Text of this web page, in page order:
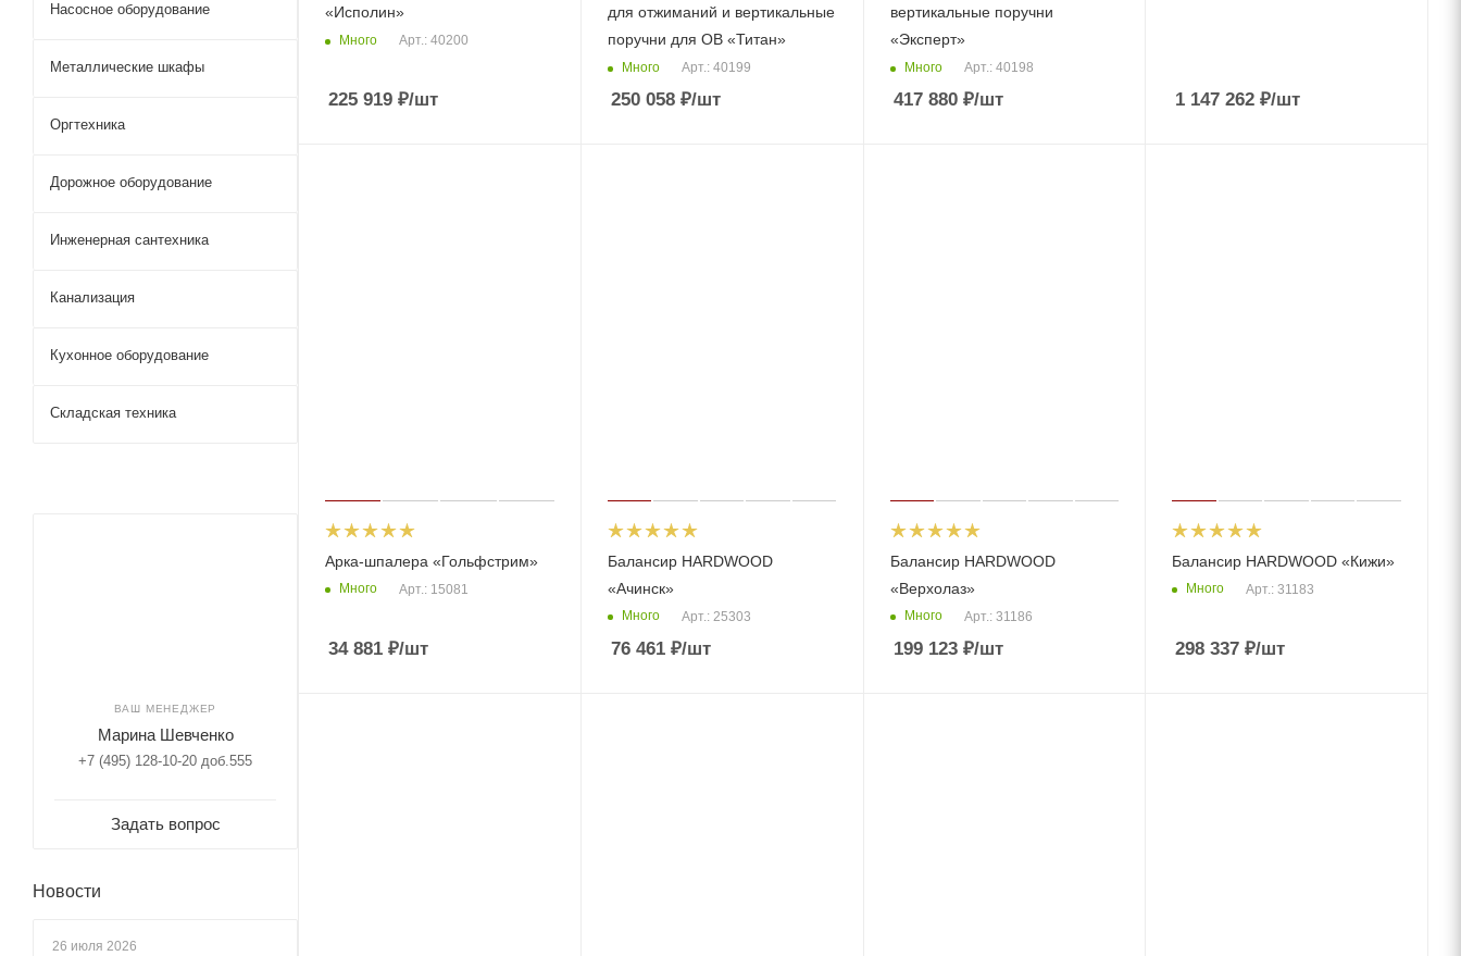
«Исполин»
Много Арт.: 40200
225 919 ₽/шт
для отжиманий и вертикальные
поручни для ОВ «Титан»
Много Арт.: 40199
250 058₽/шт
вертикальные поручни
«Эксперт»
Много Арт.: 40198
417 880₽/шт 1 147 262 ₽/шт
Арка-шпалера «Гольфстрим»
Много Арт.: 15081
34 881 ₽/шт
Балансир HARDWOOD
«Ачинск»
Много Арт.: 25303
76 461₽/шт
Балансир HARDWOOD
«Верхолаз»
Много Арт.: 31186
199 123₽/шт
Балансир HARDWOOD «Кижи»
Много Арт.: 31183
298 337 ₽/шт
Насосное оборудование
Металлические шкафы
Оргтехника
Дорожное оборудование
Инженерная сантехника
Канализация
Кухонное оборудование
Складская техника
ВАШ МЕНЕДЖЕР
Марина Шевченко
+7 (495) 128-10-20 доб.555
Задать вопрос
Новости
26 июля 2026